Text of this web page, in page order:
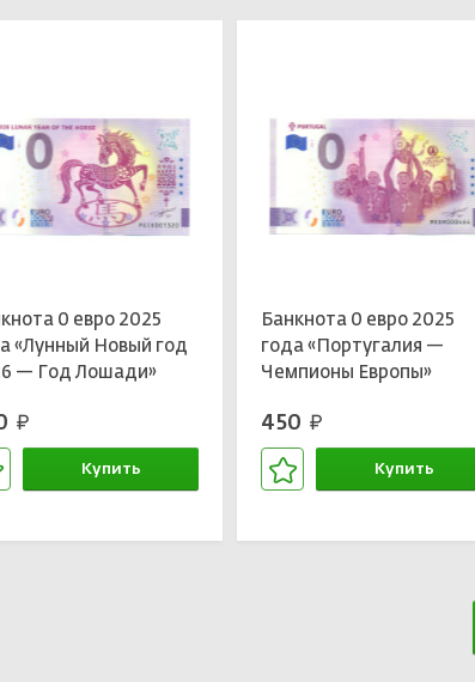
0 евро 2025
«Лунный Новый год
— Год Лошади»
руб.
Купить
Банкнота 0 евро 2025
года «Португалия —
Чемпионы Европы»
450 руб.
Купить